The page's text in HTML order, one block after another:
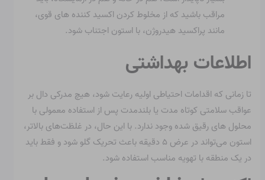
مراقب باشید که از مخلوط کردن اکسید کننده های قوی،
مانند پراکسید هیدروژن، با استون اجتناب شود.
اطلاعات بهداشتی
تا زمانی که اقدامات احتیاطی اولیه رعایت شود، هیچ مدرکی دال بر
عواقب سلامتی کوتاه مدت یا بلندمدت پس از استفاده معمولی با
محلول های رقیق شده وجود ندارد. با این حال، در غلظت‌های بالاتر،
استون می‌تواند در عرض ۵ دقیقه باعث تحریک گلو شود و فقط باید
در یک منطقه با تهویه مناسب استفاده شود.